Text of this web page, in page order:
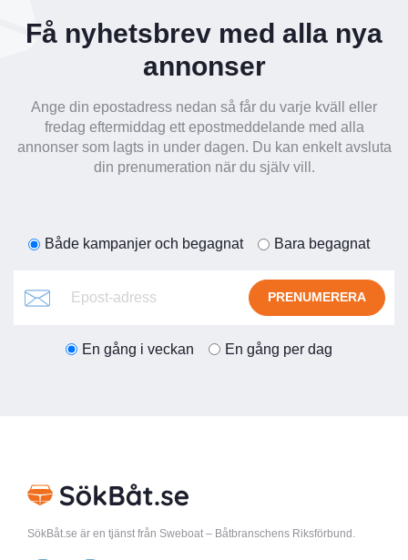
Få nyhetsbrev med alla nya
annonser
Ange din epostadress nedan så får du varje kväll eller
fredag eftermiddag ett epostmeddelande med alla
annonser som lagts in under dagen. Du kan enkelt avsluta
din prenumeration när du själv vill.
Både kampanjer och begagnat Bara begagnat
PRENUMERERA
En gång i veckan En gång per dag
SökBåt.se är en tjänst från Sweboat – Båtbranschens Riksförbund.